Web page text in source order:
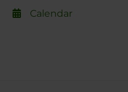
Calendar